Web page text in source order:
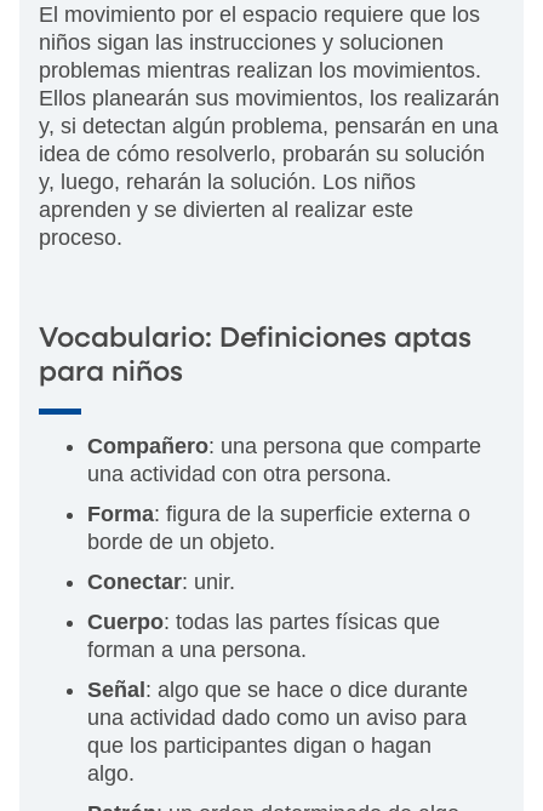
El movimiento por el espacio requiere que los
niños sigan las instrucciones y solucionen
problemas mientras realizan los movimientos.
Ellos planearán sus movimientos, los realizarán
y, si detectan algún problema, pensarán en una
idea de cómo resolverlo, probarán su solución
y, luego, reharán la solución. Los niños
aprenden y se divierten al realizar este
proceso.
Vocabulario: Definiciones aptas
para niños
Compañero: una persona que comparte
una actividad con otra persona.
Forma: figura de la superficie externa o
borde de un objeto.
Conectar: unir.
Cuerpo: todas las partes físicas que
forman a una persona.
Señal : algo que se hace o dice durante
una actividad dado como un aviso para
que los participantes digan o hagan
algo.